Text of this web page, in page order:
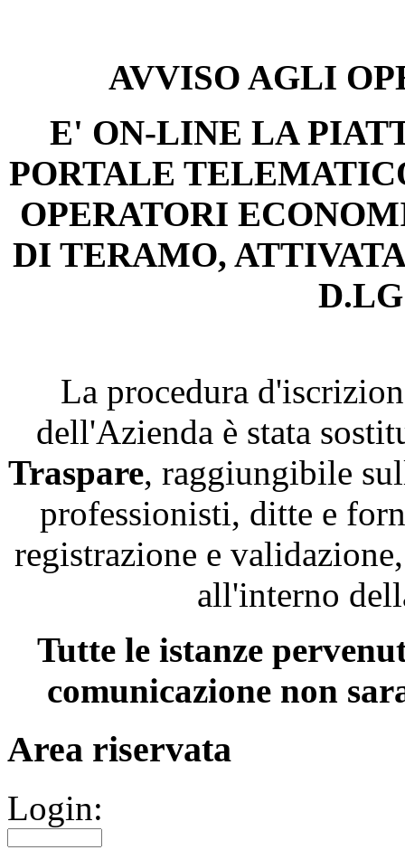
AVVISO AGLI
E' ON-LINE LA
PORTALE
OPERATORI
DI TERAMO,
La procedura
dell'Azienda è stata
Traspare, raggiungibile
professionisti, ditte e
registrazione e
all'interno
Tutte le istanze
comunicazione non
Area riservata
Login: